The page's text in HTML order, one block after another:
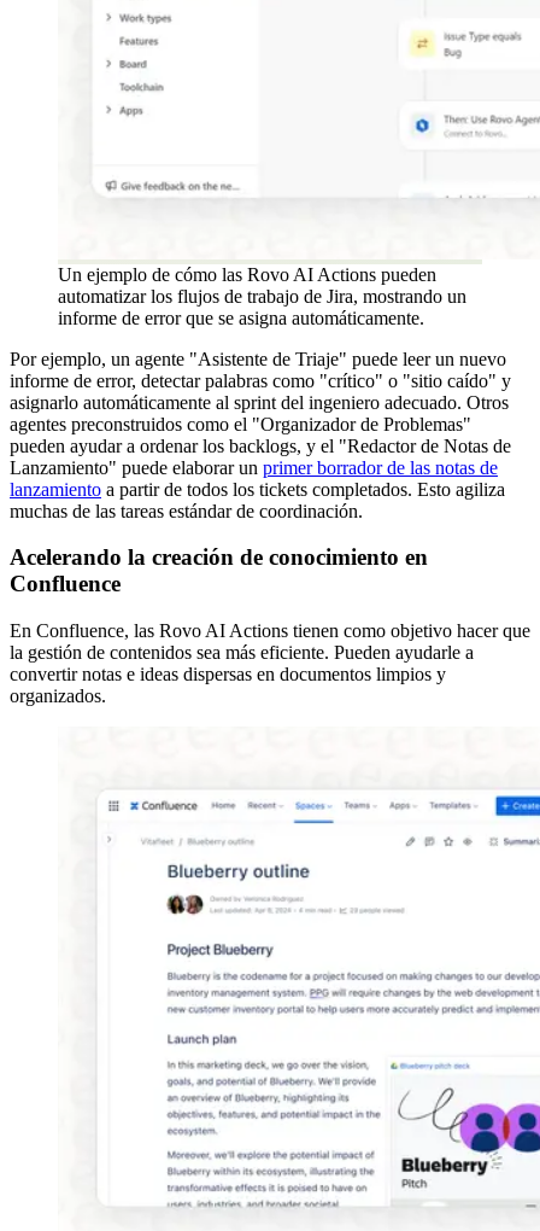
Un ejemplo de cómo las Rovo AI Actions pueden
automatizar los flujos de trabajo de Jira, mostrando un
informe de error que se asigna automáticamente.
Por ejemplo, un agente "Asistente de Triaje" puede leer un nuevo
informe de error, detectar palabras como "crítico" o "sitio caído" y
asignarlo automáticamente al sprint del ingeniero adecuado. Otros
agentes preconstruidos como el "Organizador de Problemas"
pueden ayudar a ordenar los backlogs, y el "Redactor de Notas de
Lanzamiento" puede elaborar un primer borrador de las notas de
lanzamiento a partir de todos los tickets completados. Esto agiliza
muchas de las tareas estándar de coordinación.
Acelerando la creación de conocimiento en
Confluence
En Confluence, las Rovo AI Actions tienen como objetivo hacer que
la gestión de contenidos sea más eficiente. Pueden ayudarle a
convertir notas e ideas dispersas en documentos limpios y
organizados.